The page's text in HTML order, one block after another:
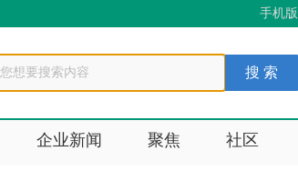
手机版
企业新闻 聚焦 社区